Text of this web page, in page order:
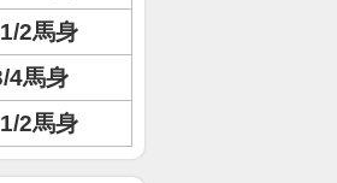
2馬身
4馬身
2馬身